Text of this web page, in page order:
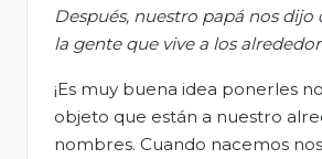
Después, nuestro papá nos dijo
la gente que vive a los
¡Es muy buena idea ponerles
objeto que están a nuestro
nombres. Cuando nacemos